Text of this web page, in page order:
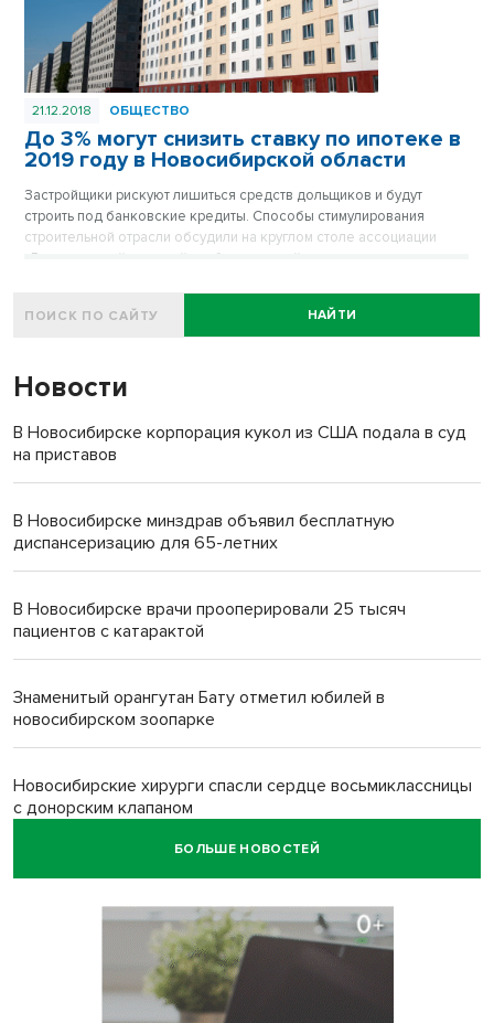
21.12.2018 ОБЩЕСТВО
До 3% могут снизить ставку по ипотеке в
2019 году в Новосибирской области
Застройщики рискуют лишиться средств дольщиков и будут
строить под банковские кредиты. Способы стимулирования
строительной отрасли обсудили на круглом столе ассоциации
«Региональный деловой клуб строителей», посвященном итогам
НАЙТИ
Новости
В Новосибирске корпорация кукол из США подала в суд
на приставов
В Новосибирске минздрав объявил бесплатную
диспансеризацию для 65-летних
В Новосибирске врачи прооперировали 25 тысяч
пациентов с катарактой
Знаменитый орангутан Бату отметил юбилей в
новосибирском зоопарке
Новосибирские хирурги спасли сердце восьмиклассницы
с донорским клапаном
Более тысячи новосибирцев открыли День
Губернатор Андрей Травников подравил новосибирцев с
Днем физкультурника
БОЛЬШЕ НОВОСТЕЙ